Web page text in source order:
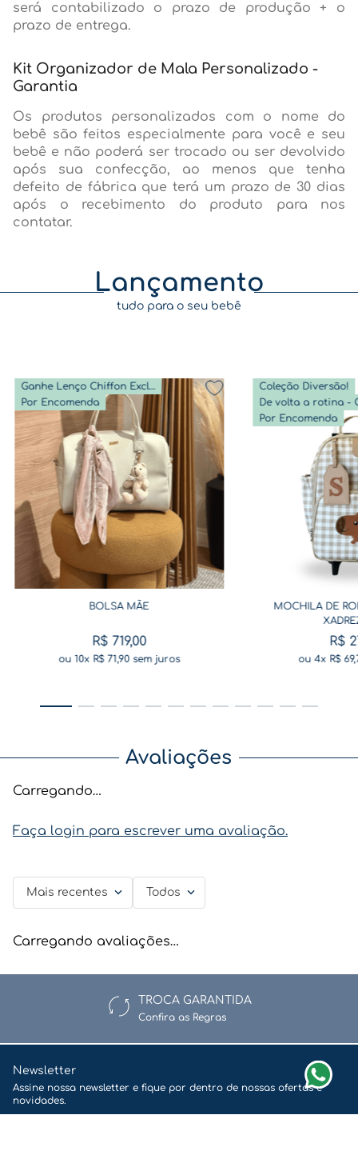
será contabilizado o prazo de produção + o
prazo de entrega.
Kit Organizador de Mala Personalizado -
Garantia
Os produtos personalizados com o nome do
bebê são feitos especialmente para você e seu
bebê e não poderá ser trocado ou ser devolvido
após sua confecção, ao menos que tenha
defeito de fábrica que terá um prazo de 30 dias
após o recebimento do produto para nos
contatar.
Lançamento
tudo para o seu bebê
Ganhe Lenço Chiffon Exclusivo
Por Encomenda
BOLSA MÃE
R$ 719,00
ou10x R$ 71,90sem juros
Coleção Diversão!
Por Encomenda
MOCHILA DE
R$
ou 4x R$ 69,
Avaliações
Carregando…
Faça login para escrever uma avaliação.
Mais recentes Todos
Carregando avaliações…
TROCA GARANTIDA
Confira as Regras
Newsletter
Assine nossa newsletter e fique por dentro de nossas ofertas e
novidades.